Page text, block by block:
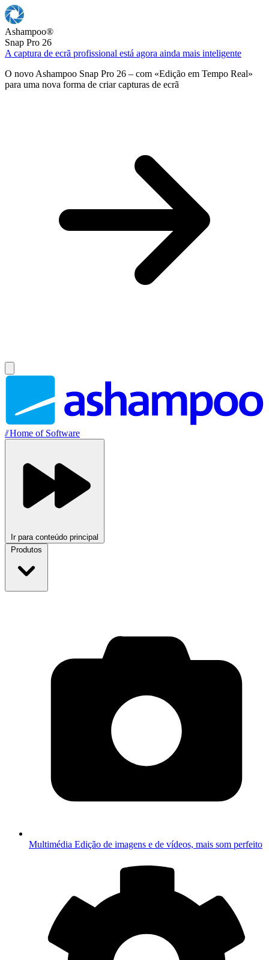
Ashampoo®
Snap Pro 26
A captura de ecrã profissional está agora ainda mais inteligente
O novo Ashampoo Snap Pro 26 – com «Edição em Tempo Real»
para uma nova forma de criar capturas de ecrã
//Home of Software
Ir para conteúdo principal
Produtos
Multimédia Edição de imagens e de vídeos, mais som perfeito